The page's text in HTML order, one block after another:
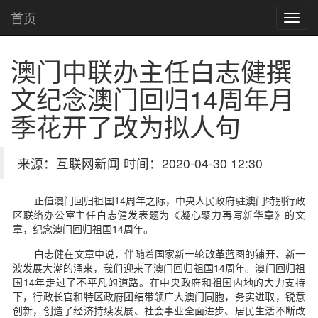
首页
澳门中联办主任白志健撰
文纪念澳门回归14周年月
季花开了改为拟人句
来源：互联网新闻 时间：2020-04-30 12:30
正值澳门回归祖国14周年之际，中央人民政府驻澳门特别行政
区联络办公室主任白志健发表题为《凝心聚力再写新华章》的文
章，纪念澳门回归祖国14周年。
白志健在文章中说，伴随着国家新一轮改革蓝图的铺开、新一
波发展大潮的涌来，我们迎来了澳门回归祖国14周年。澳门回归祖
国14年走过了不平凡的道路。在中央政府和祖国内地的大力支持
下，行政长官和特区政府团结带领广大澳门同胞，务实进取，锐意
创新，创造了经济持续发展、社会事业全面进步、居民生活不断改